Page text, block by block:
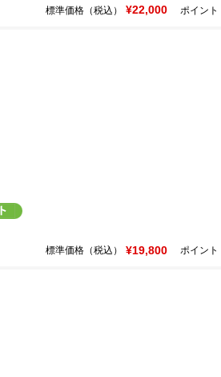
標準価格（税込） ¥22,000 ポイント
標準価格（税込） ¥19,800 ポイント